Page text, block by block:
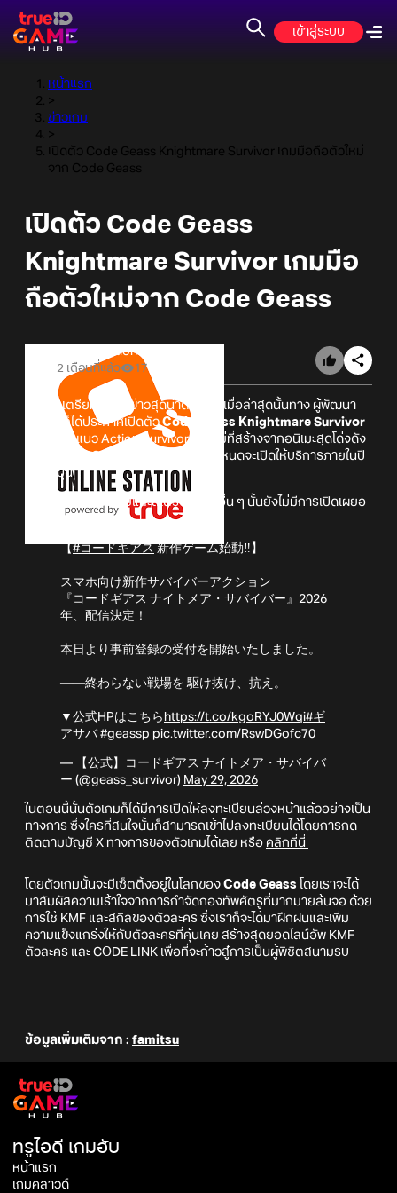
เข้าสู่ระบบ
หน้าแรก
>
ข่าวเกม
>
เปิดตัว Code Geass Knightmare Survivor เกมมือถือตัวใหม่
จาก Code Geass
เปิดตัว Code Geass
Knightmare Survivor เกมมือ
ถือตัวใหม่จาก Code Geass
Online Station
2 เดือนที่แล้ว
17
แฟน ๆ เตรียมพบกับข่าวสุดน่าตื่นเต้น! เมื่อล่าสุดนั้นทาง ผู้พัฒนา
ก็ได้ประกาศเปิดตัวCode Geass Knightmare Survivor
เกมมือถือแนว Action Survivor ตัวใหม่ที่สร้างจากอนิเมะสุดโด่งดัง
อย่าง Code Geass! ซึ่งตัวเกมนั้นมีกำหนดจะเปิดให้บริการภายในปี
นี้ในญี่ปุ่น
ทั้งนี้สำหรับสโตร์ไทยและสโตร์ประเทศอื่น ๆ นั้นยังไม่มีการเปิดเผยอ
อกมาในขณะนี้
【#コードギアス新作ゲーム始動‼】
スマホ向け新作サバイバーアクション
『コードギアス ナイトメア・サバイバー』2026
年、配信決定！
本日より事前登録の受付を開始いたしました。
――終わらない戦場を 駆け抜け、抗え。
▼公式HPはこちら https://t.co/kgoRYJ0Wqi#ギ
アサバ #geassp pic.twitter.com/RswDGofc70
— 【公式】コードギアス ナイトメア・サバイバ
ー (@geass_survivor) May 29, 2026
ในตอนนี้นั้นตัวเกมก็ได้มีการเปิดให้ลงทะเบียนล่วงหน้าแล้วอย่างเป็น
ทางการ ซึ่งใครที่สนใจนั้นก็สามารถเข้าไปลงทะเบียนได้โดยการกด
ติดตามบัญชี X ทางการของตัวเกมได้เลย หรือ คลิกที่นี่
โดยตัวเกมนั้นจะมีเซ็ตติ้งอยู่ในโลกของ Code Geass โดยเราจะได้
มาสัมผัสความเร้าใจจากการกำจัดกองทัพศัตรูที่มากมายล้นจอ ด้วย
การใช้ KMF และสกิลของตัวละคร ซึ่งเราก็จะได้มาฝึกฝนและเพิ่ม
ความแข็งแกร่งให้กับตัวละครที่คุ้นเคย สร้างสุดยอดไลน์อัพ KMF
ตัวละคร และ CODE LINK เพื่อที่จะก้าวสู๋การเป็นผู้พิชิตสนามรบ
ข้อมูลเพิ่มเติมจาก : famitsu
ทรูไอดี เกมฮับ
หน้าแรก
เกมคลาวด์